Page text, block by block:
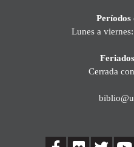
Períodos
Lunes a
Cerrada